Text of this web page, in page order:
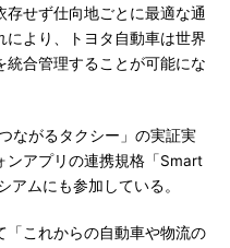
せず仕向地ごとに最適な通
より、トヨタ自動車は世界
合管理することが可能にな
ながるタクシー」の実証実
ンアプリの連携規格「Smart
ムにも参加している。
これからの自動車や物流の